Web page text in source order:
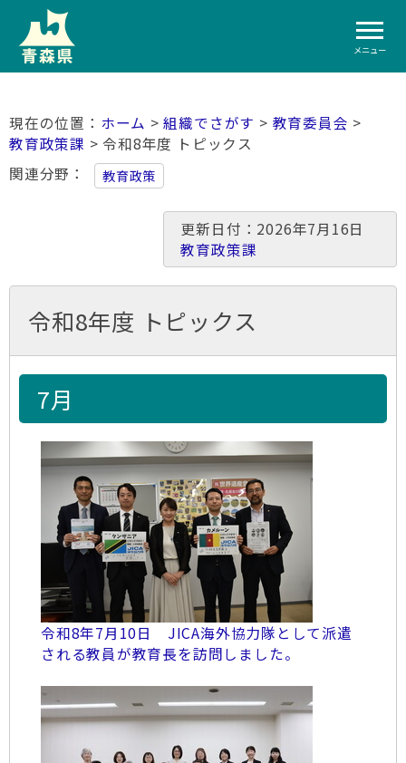
メニュー
ホーム >組織でさがす > 教育委員会 >
教育政策課 > 令和8年度 トピックス
関連分野
教育政策
更新日付：2026年7月16日
教育政策課
令和8年度 トピックス
7月
令和8年7月10日 JICA海外協力隊として派遣
される教員が教育長を訪問しました。